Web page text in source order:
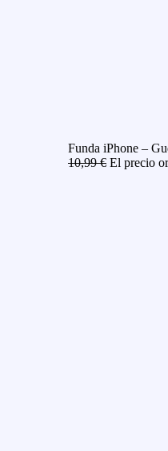
Funda iPhone –
10,99€ El precio